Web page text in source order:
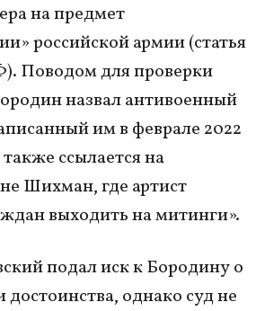
на предмет
российской армии (статья
Поводом для проверки
назвал антивоенный
им в феврале 2022
ссылается на
Шихман, где артист
выходить на митинги».
подал иск к Бородину о
достоинства, однако суд не